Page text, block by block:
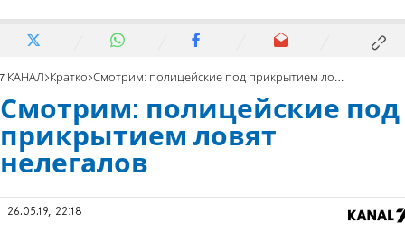
7 КАНАЛ Кратко Смотрим: полицейские под прикрытием ловят нелегалов
Смотрим: полицейские под
прикрытием ловят
нелегалов
26.05.19, 22:18